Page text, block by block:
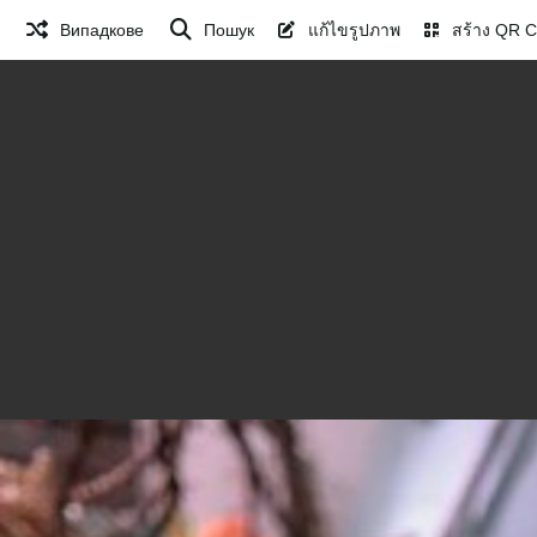
Випадкове Пошук แก้ไขรูปภาพ สร้าง QR